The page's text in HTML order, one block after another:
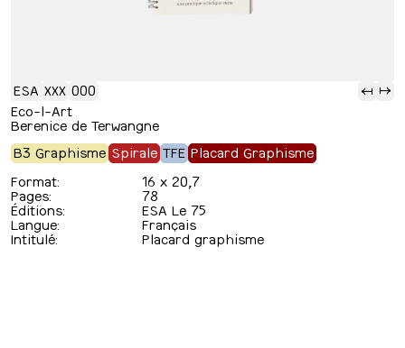
⇢ ⇢
ESA XXX 000
Eco-l-Art
Berenice de Terwangne
B3 Graphisme Spirale TFE Placard Graphisme
Format:
16 x 20,7
Pages:
78
Éditions:
ESA Le 75
Langue:
Français
Intitulé:
Placard graphisme